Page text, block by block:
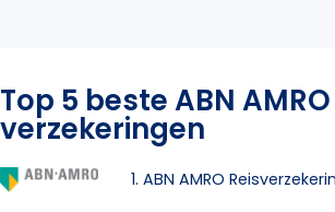
Top 5 beste ABN AMRO
verzekeringen
1. ABN AMRO